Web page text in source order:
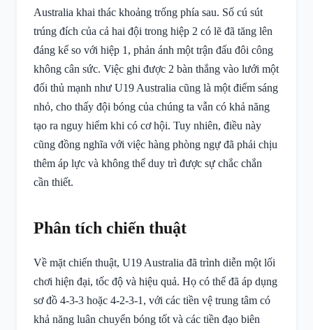
Australia khai thác khoảng trống phía sau. Số cú sút
trúng đích của cả hai đội trong hiệp 2 có lẽ đã tăng lên
đáng kể so với hiệp 1, phản ánh một trận đấu đôi công
không cân sức. Việc ghi được 2 bàn thắng vào lưới một
đối thủ mạnh như U19 Australia cũng là một điểm sáng
nhỏ, cho thấy đội bóng của chúng ta vẫn có khả năng
tạo ra nguy hiểm khi có cơ hội. Tuy nhiên, điều này
cũng đồng nghĩa với việc hàng phòng ngự đã phải chịu
thêm áp lực và không thể duy trì được sự chắc chắn
cần thiết.
Phân tích chiến thuật
Về mặt chiến thuật, U19 Australia đã trình diễn một lối
chơi hiện đại, tốc độ và hiệu quả. Họ có thể đã áp dụng
sơ đồ 4-3-3 hoặc 4-2-3-1, với các tiền vệ trung tâm có
khả năng luân chuyển bóng tốt và các tiền đạo biên